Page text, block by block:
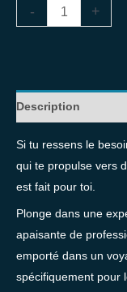
- +
Description
Si tu ressens le
qui te propulse vers
est fait pour toi.
Plonge dans une
apaisante de
emporté dans un
spécifiquement pour